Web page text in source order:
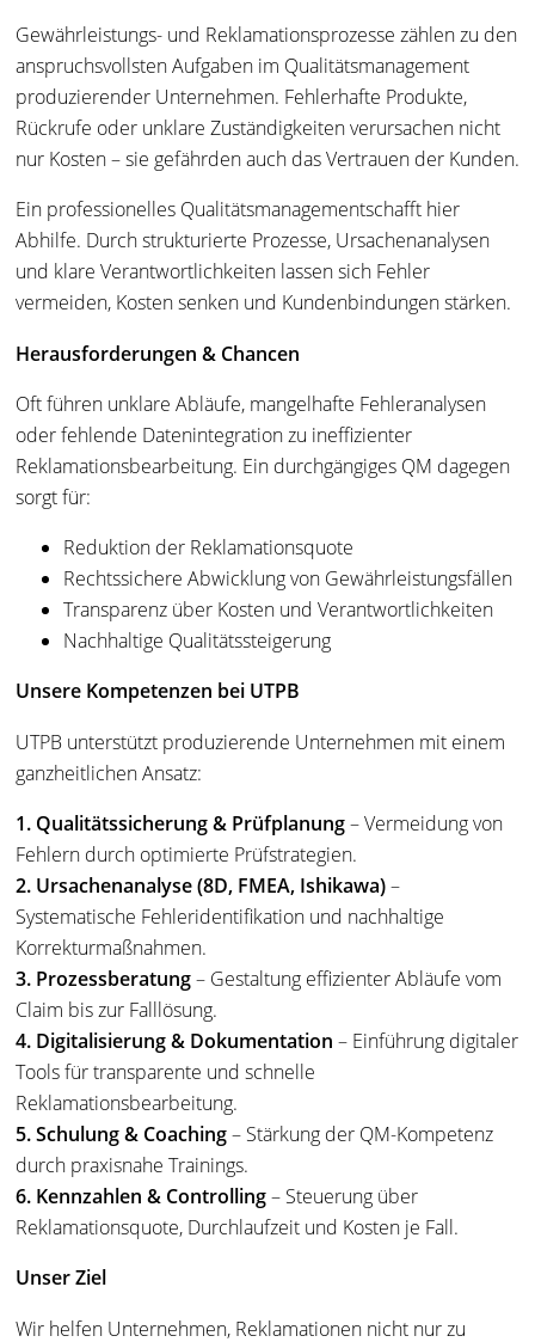
Gewährleistungs- und Reklamationsprozesse zählen zu den
anspruchsvollsten Aufgaben im Qualitätsmanagement
produzierender Unternehmen. Fehlerhafte Produkte,
Rückrufe oder unklare Zuständigkeiten verursachen nicht
nur Kosten – sie gefährden auch das Vertrauen der Kunden.
Ein professionelles Qualitätsmanagementschafft hier
Abhilfe. Durch strukturierte Prozesse, Ursachenanalysen
und klare Verantwortlichkeiten lassen sich Fehler
vermeiden, Kosten senken und Kundenbindungen stärken.
Herausforderungen & Chancen
Oft führen unklare Abläufe, mangelhafte Fehleranalysen
oder fehlende Datenintegration zu ineffizienter
Reklamationsbearbeitung. Ein durchgängiges QM dagegen
sorgt für:
Reduktion der Reklamationsquote
Rechtssichere Abwicklung von Gewährleistungsfällen
Transparenz über Kosten und Verantwortlichkeiten
Nachhaltige Qualitätssteigerung
Unsere Kompetenzen bei UTPB
UTPB unterstützt produzierende Unternehmen mit einem
ganzheitlichen Ansatz:
1. Qualitätssicherung & Prüfplanung– Vermeidung von
Fehlern durch optimierte Prüfstrategien.
2. Ursachenanalyse (8D, FMEA, Ishikawa)–
Systematische Fehleridentifikation und nachhaltige
Korrekturmaßnahmen.
3. Prozessberatung– Gestaltung effizienter Abläufe vom
Claim bis zur Falllösung.
4. Digitalisierung & Dokumentation – Einführung digitaler
Tools für transparente und schnelle
Reklamationsbearbeitung.
5. Schulung & Coaching– Stärkung der QM-Kompetenz
durch praxisnahe Trainings.
6. Kennzahlen & Controlling– Steuerung über
Reklamationsquote, Durchlaufzeit und Kosten je Fall.
Unser Ziel
Wir helfen Unternehmen, Reklamationen nicht nur zu